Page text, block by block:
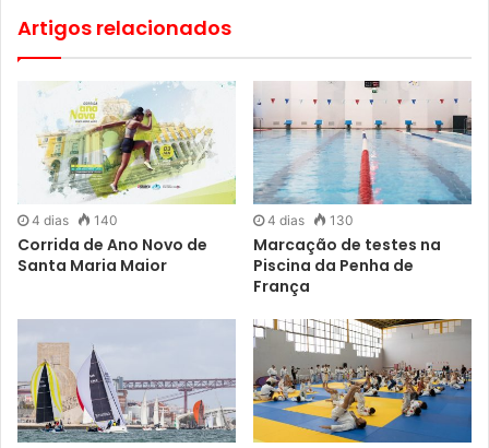
Artigos relacionados
4 dias 140
Corrida de Ano Novo de
Santa Maria Maior
4 dias 130
Marcação de testes na
Piscina da Penha de
França